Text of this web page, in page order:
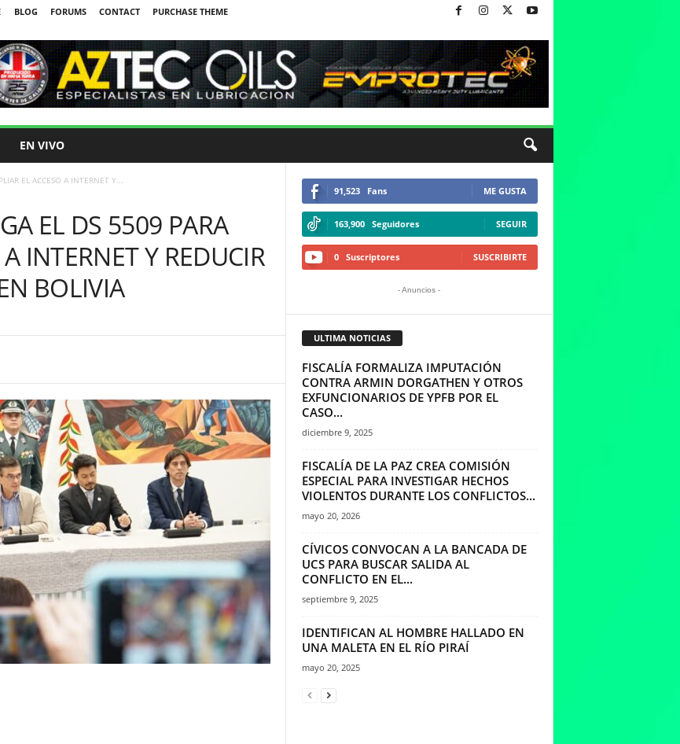
BLOG FORUMS CONTACT PURCHASE THEME
EN VIVO
EL ACCESO A INTERNET Y...
EL DS 5509 PARA
INTERNET Y REDUCIR
BOLIVIA
91,523 Fans ME GUSTA
163,900 Seguidores SEGUIR
0 Suscriptores SUSCRIBIRTE
- Anuncios -
ULTIMA NOTICIAS
FISCALÍA FORMALIZA IMPUTACIÓN
CONTRA ARMIN DORGATHEN Y OTROS
EXFUNCIONARIOS DE YPFB POR EL
CASO...
diciembre 9, 2025
FISCALÍA DE LA PAZ CREA COMISIÓN
ESPECIAL PARA INVESTIGAR HECHOS
VIOLENTOS DURANTE LOS CONFLICTOS...
mayo 20, 2026
CÍVICOS CONVOCAN A LA BANCADA DE
UCS PARA BUSCAR SALIDA AL
CONFLICTO EN EL...
septiembre 9, 2025
IDENTIFICAN AL HOMBRE HALLADO EN
UNA MALETA EN EL RÍO PIRAÍ
mayo 20, 2025